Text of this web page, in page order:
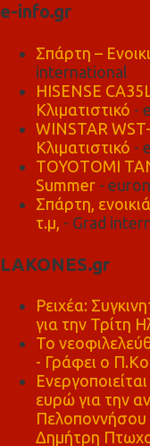
e-info.gr
Σπάρτη –
international
HISENSE
Κλιματιστικό -
WINSTAR
Κλιματιστικό -
TOYOTOMI
Summer -
Σπάρτη,
τ.μ, - Grad
LAKONES.gr
Ρειχέα:
για την Τρίτη
Το
- Γράφει ο
ευρώ για την
Δημήτρη